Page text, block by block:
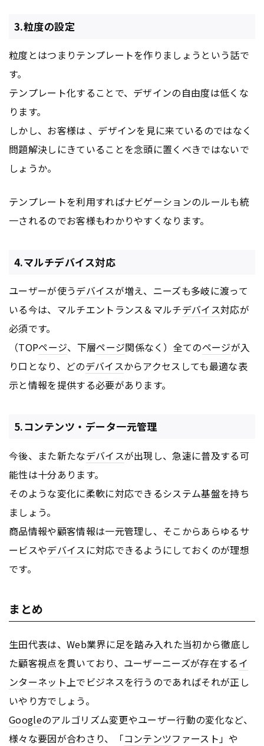
3.粒度の設定
粒度とはつまりテンプレートを作りましょうという話で
す。
テンプレート化することで、デザインの自由度は低くな
ります。
しかし、お客様は 、デザインを見に来ているのではなく
問題解決しにきていることを念頭に置くべきではないで
しょうか。
テンプレートを利用すればナビゲーションのルールも統
一されるのでお客様もわかりやすくなります。
4.マルチデバイス対応
ユーザーが使うデバイスが増え、ニーズも多岐に渡って
いる今は、マルチエントランス＆マルチデバイス対応が
必須です。
（TOPページ、下層ページ関係なく）全てのページが入
り口となり、どのデバイスからアクセスしても最適な表
示と情報を提供する必要があります。
5.コンテンツ・データ一元管理
今後、また新たなデバイスが出現し、急速に普及する可
能性は十分あります。
そのような変化に柔軟に対応できるシステム基盤を持ち
ましょう。
商品情報や顧客情報は一元管理し、そこからあらゆるサ
ービスやデバイスに対応できるようにしておくのが理想
です。
まとめ
生田代表は、Web業界に足を踏み入れた当初から徹底し
た顧客視点を貫いており、ユーザーニーズが存在するイ
ンターネット上でビジネスを行うのであればそれが正し
いやり方でしょう。
Googleのアルゴリズム変更やユーザー行動の変化など、
様々な要因が合わさり、「コンテンツファースト」や